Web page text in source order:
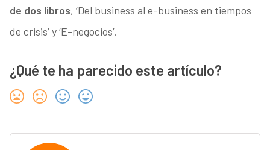
de dos libros, ‘Del business al e-business en tiempos
de crisis’ y ‘E-negocios’.
¿Qué te ha parecido este artículo?